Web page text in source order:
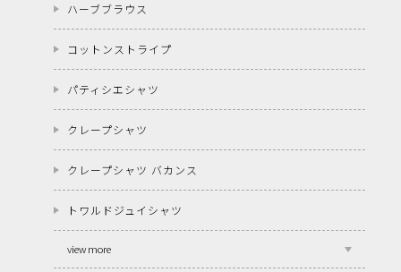
ハーブブラウス
コットンストライプ
パティシエシャツ
クレープシャツ
クレープシャツ バカンス
トワルドジュイシャツ
view more